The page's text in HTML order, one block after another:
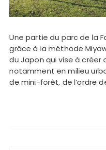
Une partie du parc de la
grâce à la méthode
du Japon qui vise à créer
notamment en milieu
de mini-forêt, de l’ordre